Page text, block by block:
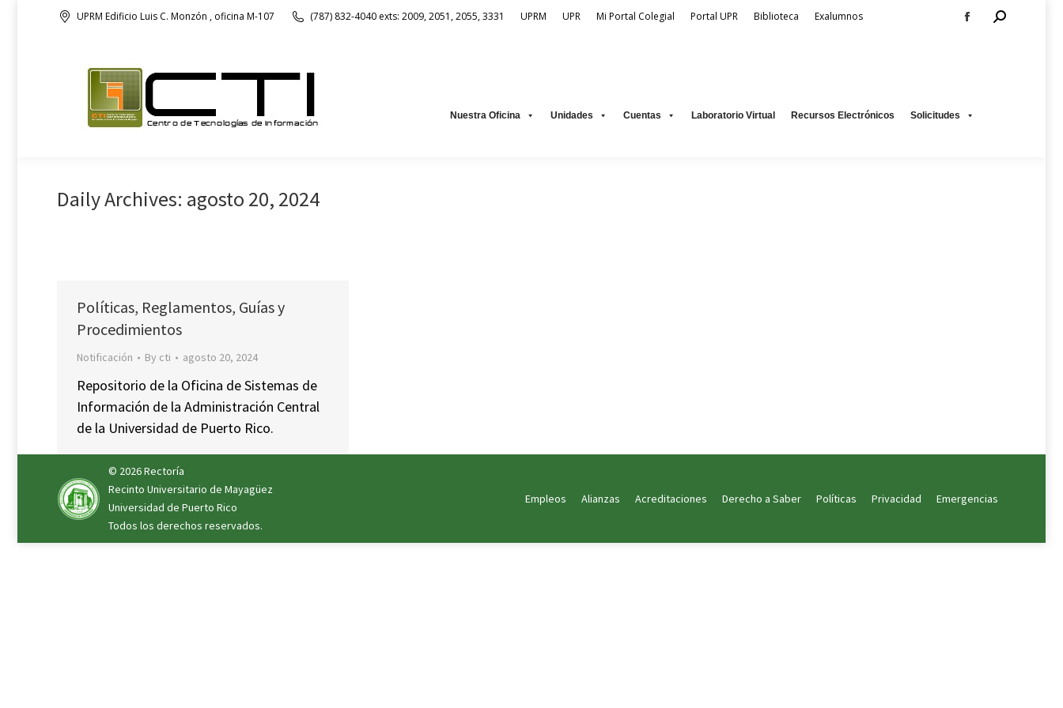
UPRM Edificio Luis C. Monzón , oficina M-107 (787) 832-4040 exts: 2009, 2051, 2055, 3331 UPRM UPR Mi Portal Colegial Portal UPR Biblioteca Exalumnos
Facebook
Search:
Nuestra Oficina Unidades Cuentas Laboratorio Virtual Recursos Electrónicos Solicitudes
Daily Archives: agosto 20, 2024
Políticas, Reglamentos, Guías y
Procedimientos
Notificación By cti agosto 20, 2024
Repositorio de la Oficina de Sistemas de
Información de la Administración Central
de la Universidad de Puerto Rico.
© 2026Rectoría
Recinto Universitario de Mayagüez
Universidad de Puerto Rico
Todos los derechos reservados.
Empleos Alianzas Acreditaciones Derecho a Saber Políticas Privacidad Emergencias